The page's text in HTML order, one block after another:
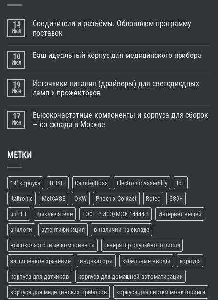
14
Июл
Соединители и разъёмы. Обновляем программу
поставок
10
Июл
Ваш идеальный корпус для медицинского прибора
19
Июн
Источники питания (драйверы) для светодиодных
ламп и прожекторов
17
Июн
Высокочастотные компоненты и корпуса для сборок
— со склада в Москве
МЕТКИ
19" корпуса BEISIT CamdenBoss Electronic Assembly IoT
Italtronic MetCASE OKW Phoenix Contact Rolec SS9H
uniTFT Выключатели ГОСТ Р ИСО/МЭК 14444-В Интернет вещей
аналоги аутентификация в наличии на складе
высокочастотные компоненты генератор случайного числа
защищённое хранение индикаторы кабельные вводы корпуса
корпуса для датчиков корпуса для домашней автоматизации
корпуса для медицинских приборов корпуса для систем мониторинга